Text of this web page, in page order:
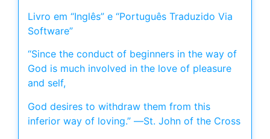
Livro em “Inglês” e “Português Traduzido Via
Software”
“Since the conduct of beginners in the way of
God is much involved in the love of pleasure
and self,
God desires to withdraw them from this
inferior way of loving.” ―St. John of the Cross